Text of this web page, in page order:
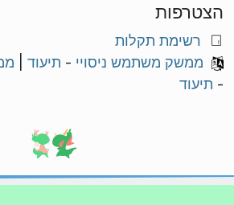
הצטרפות
רשימת תקלות
ממשק משתמש ניסויי - תיעוד
- תיעוד